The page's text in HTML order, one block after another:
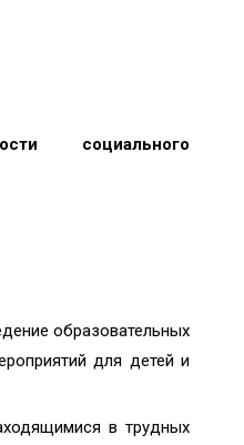
социального
образовательных
для детей и
в трудных